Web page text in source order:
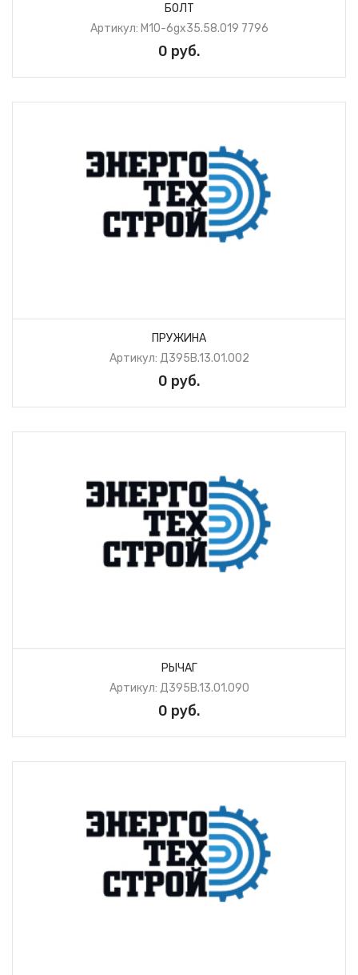
БОЛТ
Артикул: М10-6gх35.58.019 7796
0 руб.
ПРУЖИНА
Артикул: Д395В.13.01.002
0 руб.
РЫЧАГ
Артикул: Д395В.13.01.090
0 руб.